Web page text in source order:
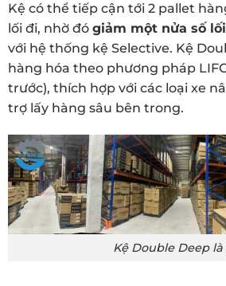
Kệ có thể tiếp cận tới 2 pallet
lối đi, nhờ đó giảm một nửa số
với hệ thống kệ Selective. Kệ
hàng hóa theo phương pháp
trước), thích hợp với các loại xe
trợ lấy hàng sâu bên trong.
Kệ Double Deep là